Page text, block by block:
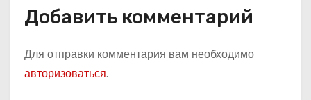
Добавить комментарий
Для отправки комментария вам необходимо
авторизоваться.